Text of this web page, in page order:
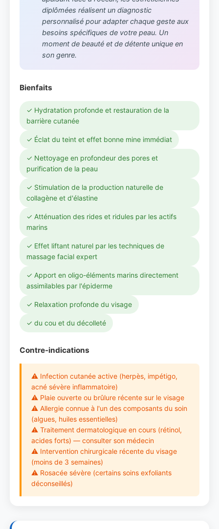
diplômées réalisent un diagnostic
personnalisé pour adapter chaque geste aux
besoins spécifiques de votre peau. Un
moment de beauté et de détente unique en
son genre.
Bienfaits
✓ Hydratation profonde et restauration de la
barrière cutanée
✓ Éclat du teint et effet bonne mine immédiat
✓ Nettoyage en profondeur des pores et
purification de la peau
✓ Stimulation de la production naturelle de
collagène et d'élastine
✓ Atténuation des rides et ridules par les actifs
marins
✓ Effet liftant naturel par les techniques de
massage facial expert
✓ Apport en oligo-éléments marins directement
assimilables par l'épiderme
✓ Relaxation profonde du visage
✓ du cou et du décolleté
Contre-indications
⚠ Infection cutanée active (herpès, impétigo,
acné sévère inflammatoire)
⚠ Plaie ouverte ou brûlure récente sur le visage
⚠ Allergie connue à l'un des composants du soin
(algues, huiles essentielles)
⚠ Traitement dermatologique en cours (rétinol,
acides forts) — consulter son médecin
⚠ Intervention chirurgicale récente du visage
(moins de 3 semaines)
⚠ Rosacée sévère (certains soins exfoliants
déconseillés)